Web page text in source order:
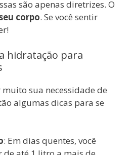
são apenas diretrizes. O
corpo. Se você sentir
hidratação para
sua necessidade de
algumas dicas para se
: Em dias quentes, você